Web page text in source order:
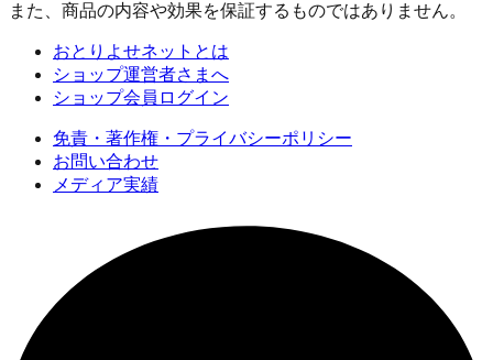
また、商品の内容や効果を保証するものではありません。
おとりよせネットとは
ショップ運営者さまへ
ショップ会員ログイン
免責・著作権・プライバシーポリシー
お問い合わせ
メディア実績